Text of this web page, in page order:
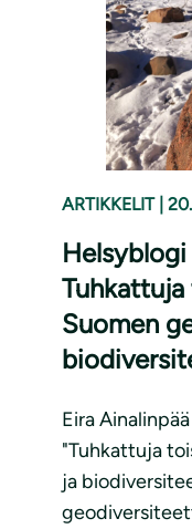
ARTIKKELIT
Helsyblogi
Suomen
Eira
"Tuhkattuja
ja